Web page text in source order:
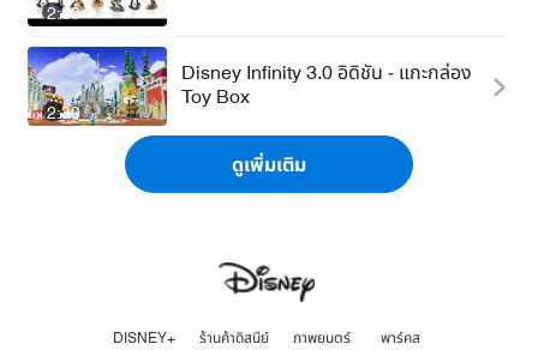
2:00
2:30
Disney Infinity 3.0 อิดิชัน - แกะกล่อง
Toy Box
ดูเพิ่มเติม
DISNEY+ ร้านค้าดิสนีย์ ภาพยนตร์ พาร์คส